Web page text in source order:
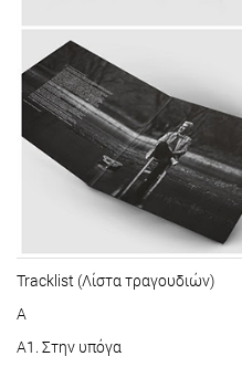
Tracklist (Λίστα τραγουδιών)
Α
A1. Στην υπόγα